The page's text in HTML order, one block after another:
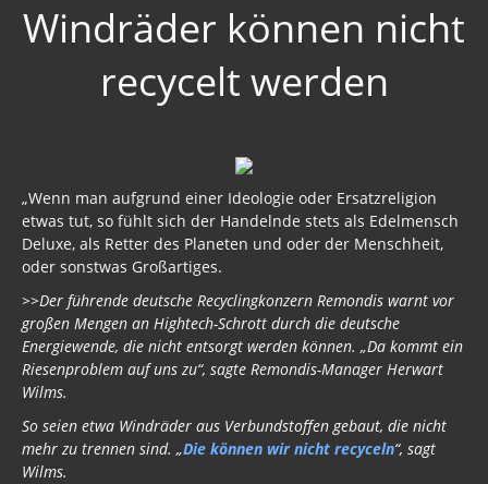
Mobilfunk - Gefahr
Windenergie
Windenergie / Krankheiten
Monarch-Mind-Control
Gift zum Genozid
Religion
Windräder können nicht
recycelt werden
„Wenn man aufgrund einer Ideologie oder Ersatzreligion
etwas tut, so fühlt sich der Handelnde stets als Edelmensch
Deluxe, als Retter des Planeten und oder der Menschheit,
oder sonstwas Großartiges.
>>Der führende deutsche Recyclingkonzern Remondis warnt vor
großen Mengen an Hightech-Schrott durch die deutsche
Energiewende, die nicht entsorgt werden können. „Da kommt ein
Riesenproblem auf uns zu“, sagte Remondis-Manager Herwart
Wilms.
So seien etwa Windräder aus Verbundstoffen gebaut, die nicht
mehr zu trennen sind. „Die können wir nicht recyceln“, sagt
Wilms.